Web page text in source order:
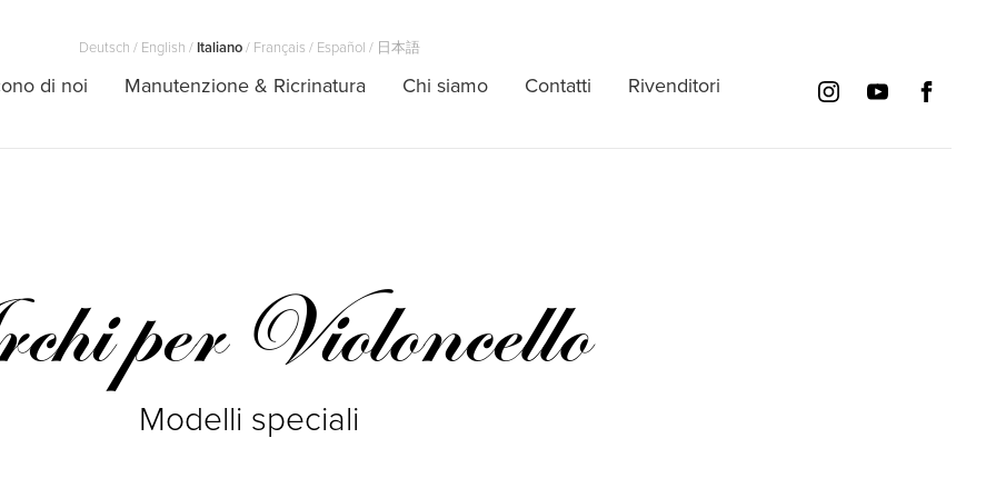
di noi Manutenzione & Ricrinatura Chi siamo Contatti Rivenditori
Deutsch / English / Italiano/ Français / Español / 日本語
per Violoncello
Modelli speciali